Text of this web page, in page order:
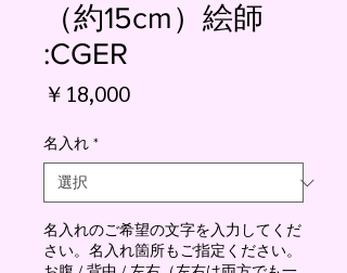
（約15cm）絵師
:CGER
￥18,000価
名入れ *
名入れのご希望の文字を入力してくだ
さい。名入れ箇所もご指定ください。